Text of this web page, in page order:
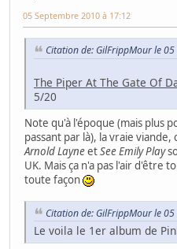
05 Septembre 2010 à 17:12
Citation de: GilFrippMour le
The Piper At The Gate Of
5/20
Note qu'à l'époque (mais plus
passant par là), la vraie viande,
Arnold LayneetSee Emily Play
UK. Mais ça n'a pas l'air d'être
toute façon
Citation de: GilFrippMour le
Le voila le 1er album de